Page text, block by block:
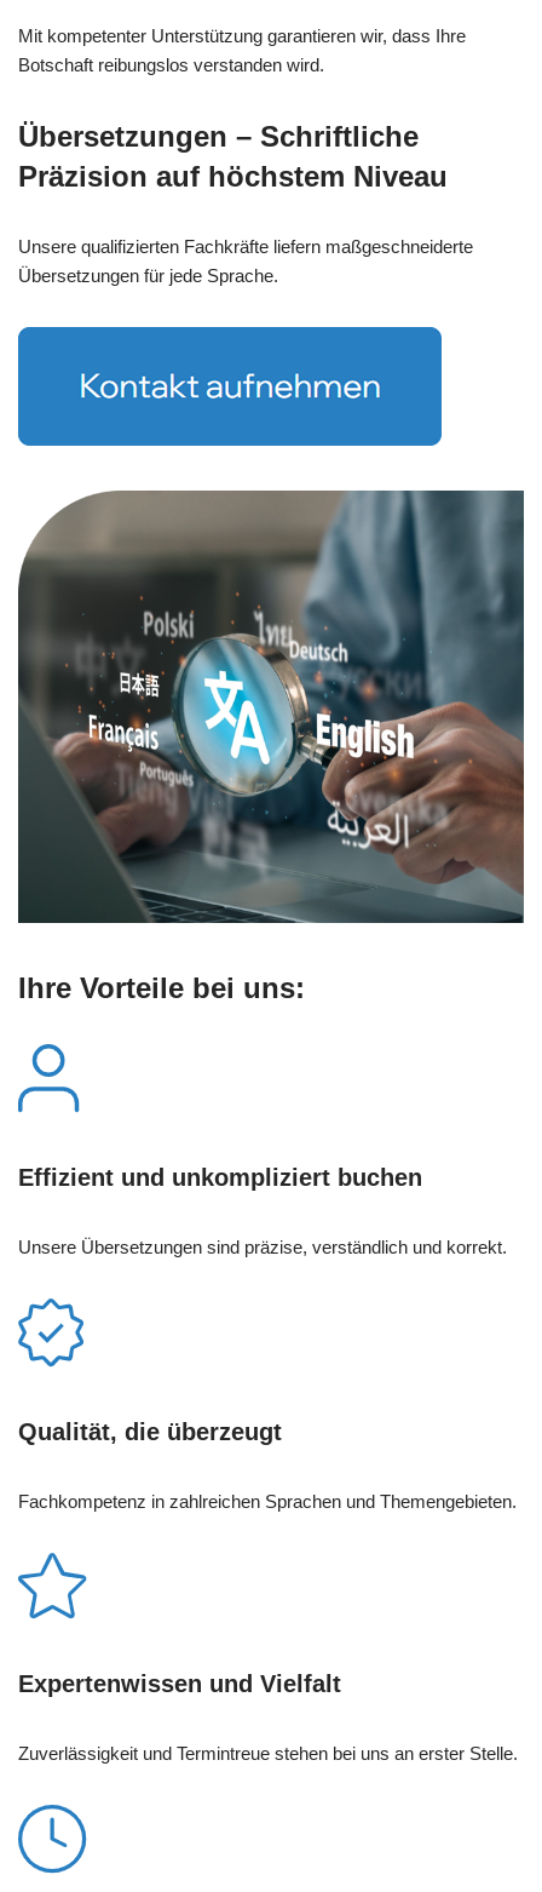
Mit kompetenter Unterstützung garantieren wir, dass Ihre
Botschaft reibungslos verstanden wird.
Übersetzungen – Schriftliche
Präzision auf höchstem Niveau
Unsere qualifizierten Fachkräfte liefern maßgeschneiderte
Übersetzungen für jede Sprache.
Ihre Vorteile bei uns:
Effizient und unkompliziert buchen
Unsere Übersetzungen sind präzise, verständlich und korrekt.
Qualität, die überzeugt
Fachkompetenz in zahlreichen Sprachen und Themengebieten.
Expertenwissen und Vielfalt
Zuverlässigkeit und Termintreue stehen bei uns an erster Stelle.